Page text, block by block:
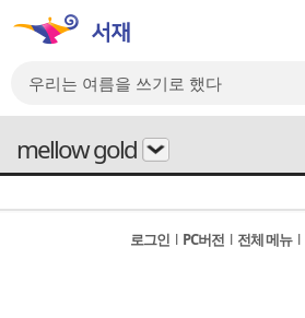
mellow gold
로그인 l PC버전 l 전체 메뉴 l